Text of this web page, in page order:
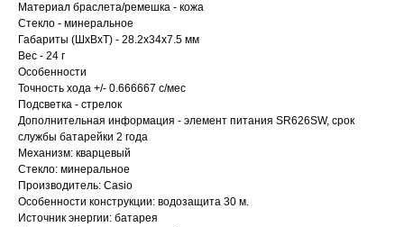
Материал браслета/ремешка - кожа
Стекло - минеральное
Габариты (ШхВхТ) - 28.2x34x7.5 мм
Вес - 24 г
Особенности
Точность хода +/- 0.666667 с/мес
Подсветка - стрелок
Дополнительная информация - элемент питания SR626SW, срок
службы батарейки 2 года
Механизм: кварцевый
Стекло: минеральное
Производитель: Casio
Особенности конструкции: водозащита 30 м.
Источник энергии: батарея